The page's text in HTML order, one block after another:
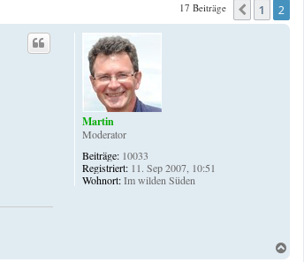
17 Beiträge 1 2
Martin
Moderator
Beiträge: 10033
Registriert: 11. Sep 2007, 10:51
Wohnort:Im wilden Süden